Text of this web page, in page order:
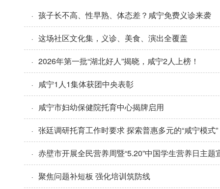
· 孩子长不高、性早熟、体态差？咸宁免费义诊来袭
· 这场社区文化集，义诊、美食、演出全覆盖
· 2026年第一批“湖北好人”揭晓，咸宁2人上榜！
· 咸宁1人1集体获团中央表彰
· 咸宁市妇幼保健院托育中心揭牌启用
· 张廷调研托育工作时要求 探索普惠多元的“咸宁模式”
· 赤壁市开展全民营养周暨“5.20”中国学生营养日主题
· 聚焦问题补短板 强化培训筑防线